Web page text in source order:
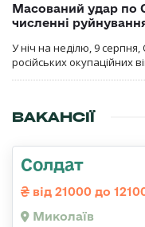
Масований удар по
численні
У ніч на неділю, 9
російських окупаційних
ВАКАНСІЇ
Солдат
від 21000 до
Миколаїв